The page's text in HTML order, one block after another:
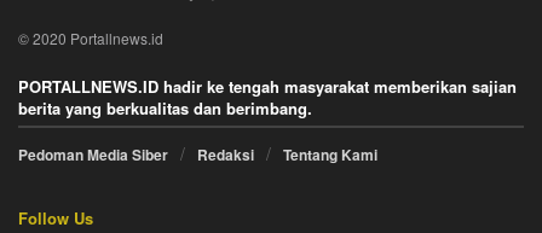
© 2020 Portallnews.id
PORTALLNEWS.ID hadir ke tengah masyarakat memberikan sajian
berita yang berkualitas dan berimbang.
Pedoman Media Siber Redaksi Tentang Kami
Follow Us